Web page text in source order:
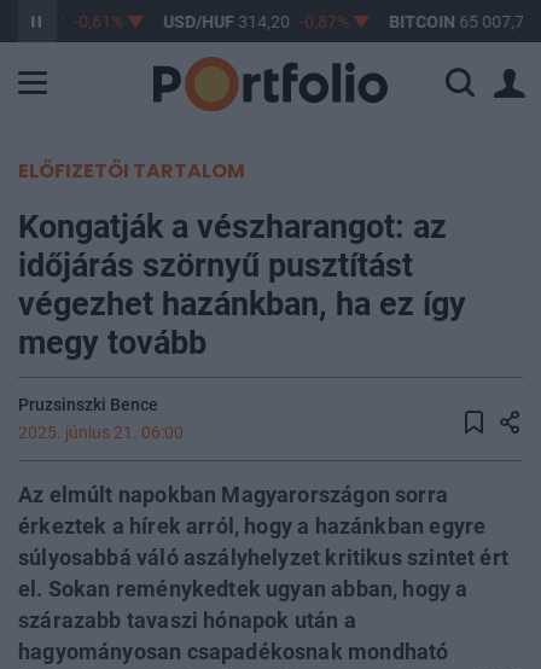
363,17 -0,61% USD/HUF314,20 -0,87% BITCOIN 65 007,73
ELŐFIZETŐI TARTALOM
Kongatják a vészharangot: az
időjárás szörnyű pusztítást
végezhet hazánkban, ha ez így
megy tovább
Pruzsinszki Bence
2025. június 21. 06:00
Az elmúlt napokban Magyarországon sorra
érkeztek a hírek arról, hogy a hazánkban egyre
súlyosabbá váló aszályhelyzet kritikus szintet ért
el. Sokan reménykedtek ugyan abban, hogy a
szárazabb tavaszi hónapok után a
hagyományosan csapadékosnak mondható